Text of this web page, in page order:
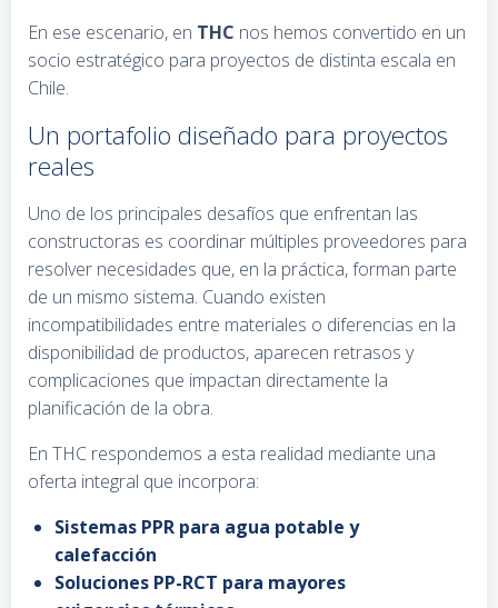
En ese escenario, en THC nos hemos convertido en un
socio estratégico para proyectos de distinta escala en
Chile.
Un portafolio diseñado para proyectos
reales
Uno de los principales desafíos que enfrentan las
constructoras es coordinar múltiples proveedores para
resolver necesidades que, en la práctica, forman parte
de un mismo sistema. Cuando existen
incompatibilidades entre materiales o diferencias en la
disponibilidad de productos, aparecen retrasos y
complicaciones que impactan directamente la
planificación de la obra.
En THC respondemos a esta realidad mediante una
oferta integral que incorpora:
Sistemas PPR para agua potable y
calefacción
Soluciones PP-RCT para mayores